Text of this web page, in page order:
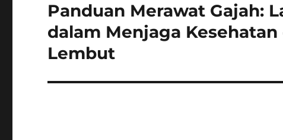
Next
post:
Panduan Merawat Gajah:
dalam Menjaga Kesehatan
Lembut